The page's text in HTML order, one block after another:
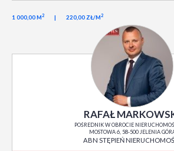
1 000,00 M2 220,00 ZŁ/M2
RAFAŁ
POŚREDNIK W OBROCIE
MOSTOWA 6, 58-500 JELENIA
ABN STĘPIEŃ